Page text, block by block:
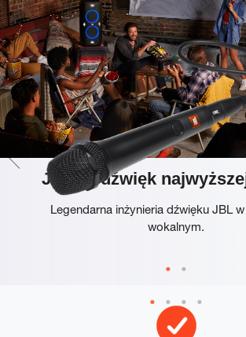
JBL — dźwięk
Legendarna inżynieria dźwięku JBL
wokalnym.